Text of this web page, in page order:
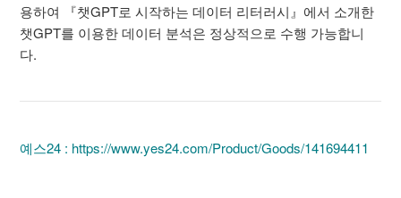
용하여 『챗GPT로 시작하는 데이터 리터러시』에서 소개한
챗GPT를 이용한 데이터 분석은 정상적으로 수행 가능합니
다.
예스24 : https://www.yes24.com/Product/Goods/141694411